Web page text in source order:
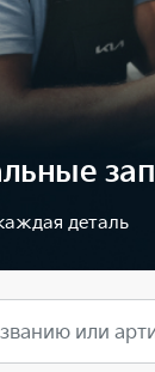
деталь
или